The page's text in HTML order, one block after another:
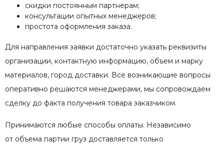
скидки постоянным партнерам;
консультации опытных менеджеров;
простота оформления заказа.
Для направления заявки достаточно указать реквизиты
организации, контактную информацию, объем и марку
материалов, город доставки. Все возникающие вопросы
оперативно решаются менеджерами, мы сопровождаем
сделку до факта получения товара заказчиком.
Принимаются любые способы оплаты. Независимо
от объема партии груз доставляется только